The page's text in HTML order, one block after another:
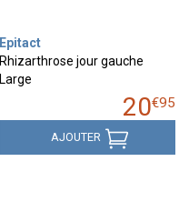
Epitact
Rhizarthrose jour gauche
Large
20€95
AJOUTER